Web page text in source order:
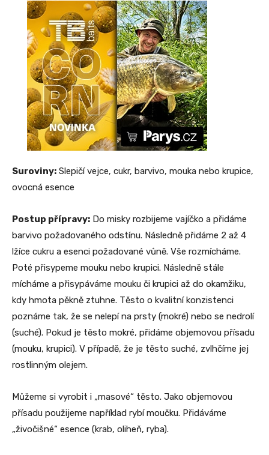
Suroviny: Slepičí vejce, cukr, barvivo, mouka nebo krupice,
ovocná esence
Postup přípravy: Do misky rozbijeme vajíčko a přidáme
barvivo požadovaného odstínu. Následně přidáme 2 až 4
lžíce cukru a esenci požadované vůně. Vše rozmícháme.
Poté přisypeme mouku nebo krupici. Následně stále
mícháme a přisypáváme mouku či krupici až do okamžiku,
kdy hmota pěkně ztuhne. Těsto o kvalitní konzistenci
poznáme tak, že se nelepí na prsty (mokré) nebo se nedrolí
(suché). Pokud je těsto mokré, přidáme objemovou přísadu
(mouku, krupici). V případě, že je těsto suché, zvlhčíme jej
rostlinným olejem.
Můžeme si vyrobit i „masové“ těsto. Jako objemovou
přísadu použijeme například rybí moučku. Přidáváme
„živočišné“ esence (krab, oliheň, ryba).